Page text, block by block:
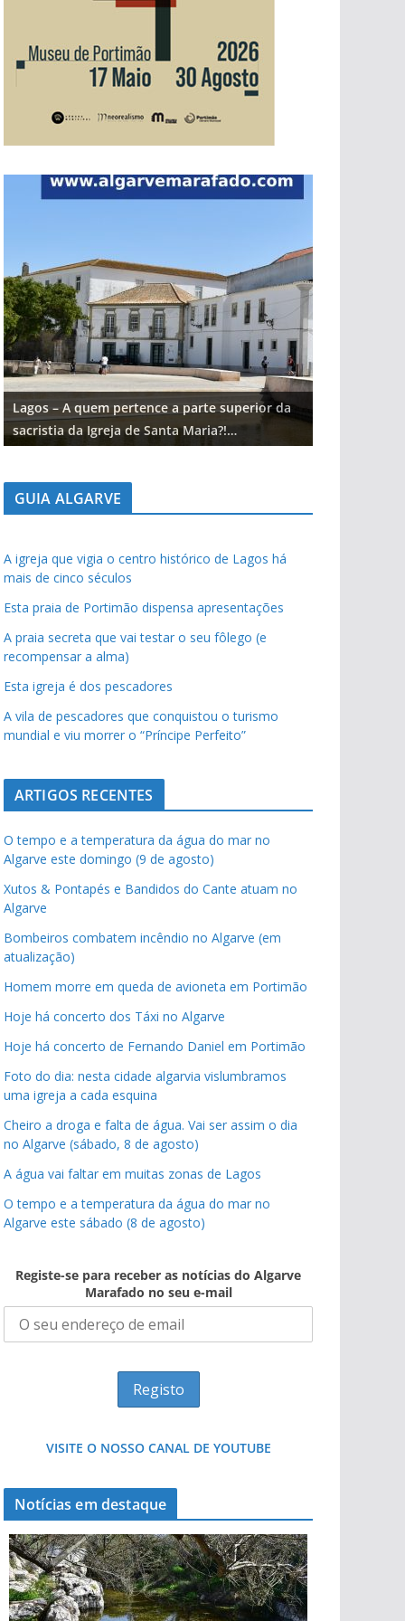
Lagos – A quem pertence a parte superior da
sacristia da Igreja de Santa Maria?!…
GUIA ALGARVE
A igreja que vigia o centro histórico de Lagos há
mais de cinco séculos
Esta praia de Portimão dispensa apresentações
A praia secreta que vai testar o seu fôlego (e
recompensar a alma)
Esta igreja é dos pescadores
A vila de pescadores que conquistou o turismo
mundial e viu morrer o “Príncipe Perfeito”
ARTIGOS RECENTES
O tempo e a temperatura da água do mar no
Algarve este domingo (9 de agosto)
Xutos & Pontapés e Bandidos do Cante atuam no
Algarve
Bombeiros combatem incêndio no Algarve (em
atualização)
Homem morre em queda de avioneta em Portimão
Hoje há concerto dos Táxi no Algarve
Hoje há concerto de Fernando Daniel em Portimão
Foto do dia: nesta cidade algarvia vislumbramos
uma igreja a cada esquina
Cheiro a droga e falta de água. Vai ser assim o dia
no Algarve (sábado, 8 de agosto)
A água vai faltar em muitas zonas de Lagos
O tempo e a temperatura da água do mar no
Algarve este sábado (8 de agosto)
Registe-se para receber as notícias do Algarve
Marafado no seu e-mail
VISITE O NOSSO CANAL DE YOUTUBE
Notícias em destaque